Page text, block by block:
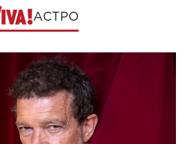
АСТРО